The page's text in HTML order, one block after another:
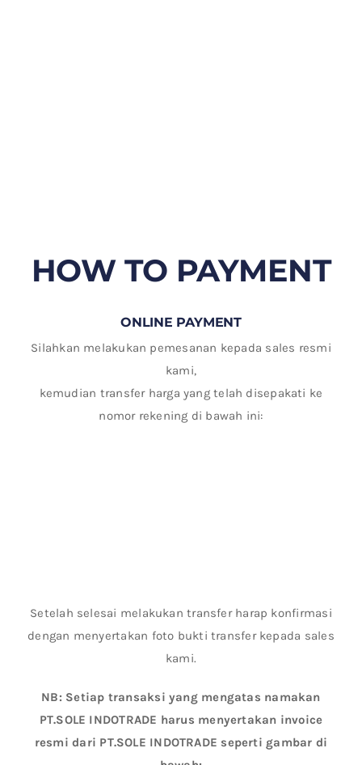
HOW TO PAYMENT
ONLINE PAYMENT
Silahkan melakukan pemesanan kepada sales resmi
kami,
kemudian transfer harga yang telah disepakati ke
nomor rekening di bawah ini:
Setelah selesai melakukan transfer harap konfirmasi
dengan menyertakan foto bukti transfer kepada sales
kami.
NB: Setiap transaksi yang mengatas namakan
PT.SOLE INDOTRADE harus menyertakan invoice
resmi dari PT.SOLE INDOTRADE seperti gambar di